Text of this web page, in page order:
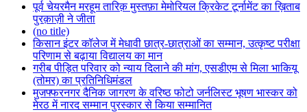
पूर्व चेयरमैन मरहूम तारिक़ मुस्तफ़ा मेमोरियल क्रिकेट टूर्नामेंट का ख़िताब
पुरक़ाज़ी ने जीता
(no title)
किसान इंटर कॉलेज में मेधावी छात्र-छात्राओं का सम्मान, उत्कृष्ट परीक्षा
परिणाम से बढ़ाया विद्यालय का मान
गरीब पीड़ित परिवार को न्याय दिलाने की मांग, एसडीएम से मिला भाकियू
(तोमर) का प्रतिनिधिमंडल
मुजफ्फरनगर दैनिक जागरण के वरिष्ठ फोटो जर्नलिस्ट भूषण भास्कर को
मेरठ में नारद सम्मान पुरस्कार से किया सम्मानित